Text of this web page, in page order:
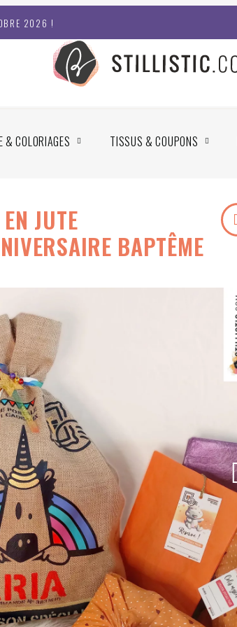
2026 !
& COLORIAGES TISSUS & COUPONS
JUTE
BAPTÊME